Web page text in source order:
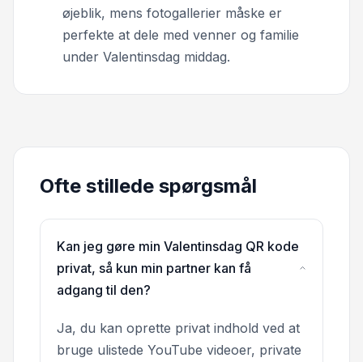
øjeblik, mens fotogallerier måske er
perfekte at dele med venner og familie
under Valentinsdag middag.
Ofte stillede spørgsmål
Kan jeg gøre min Valentinsdag QR kode
privat, så kun min partner kan få
adgang til den?
Ja, du kan oprette privat indhold ved at
bruge ulistede YouTube videoer, private